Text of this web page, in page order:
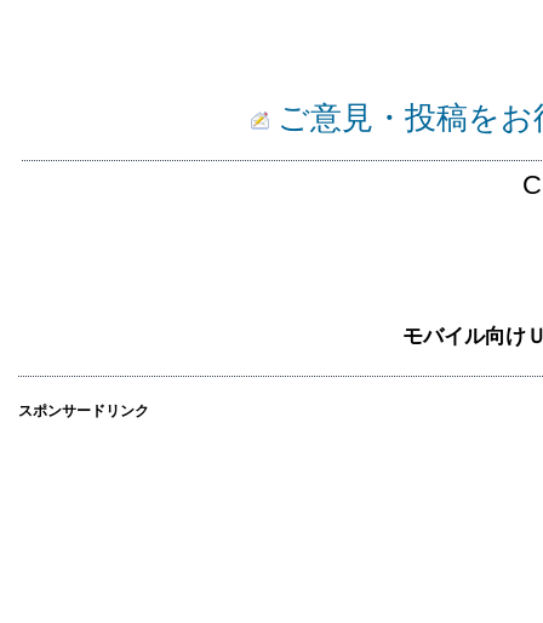
ご意見・投稿を
モバイル向け
スポンサードリンク